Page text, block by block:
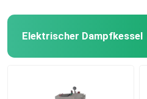
Elektrischer Dampfkessel